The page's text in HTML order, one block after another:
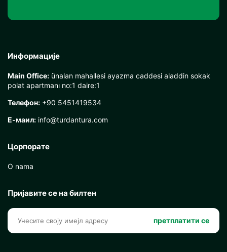
Информације
Main Office: ünalan mahallesi ayazma caddesi aladdin sokak
polat apartmanı no:1 daire:1
Телефон: +90 5451419534
Е-маил: info@turdantura.com
Цорпорате
O nama
Пријавите се на билтен
претплатити се